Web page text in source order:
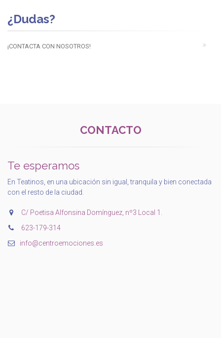
¿Dudas?
¡CONTACTA CON NOSOTROS!
CONTACTO
Te esperamos
En Teatinos, en una ubicación sin igual, tranquila y bien conectada
con el resto de la ciudad.
C/ Poetisa Alfonsina Domínguez, nº3 Local 1.
‭623-179-314‬
info@centroemociones.es